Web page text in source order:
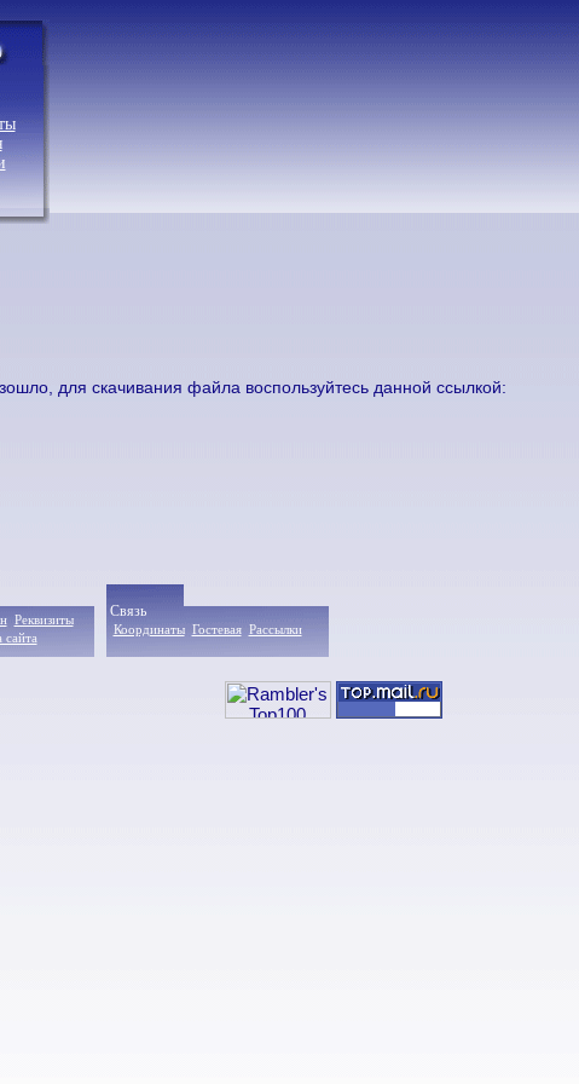
для скачивания файла воспользуйтесь данной ссылкой:
Реквизиты
сайта
Связь
Координаты Гостевая Рассылки